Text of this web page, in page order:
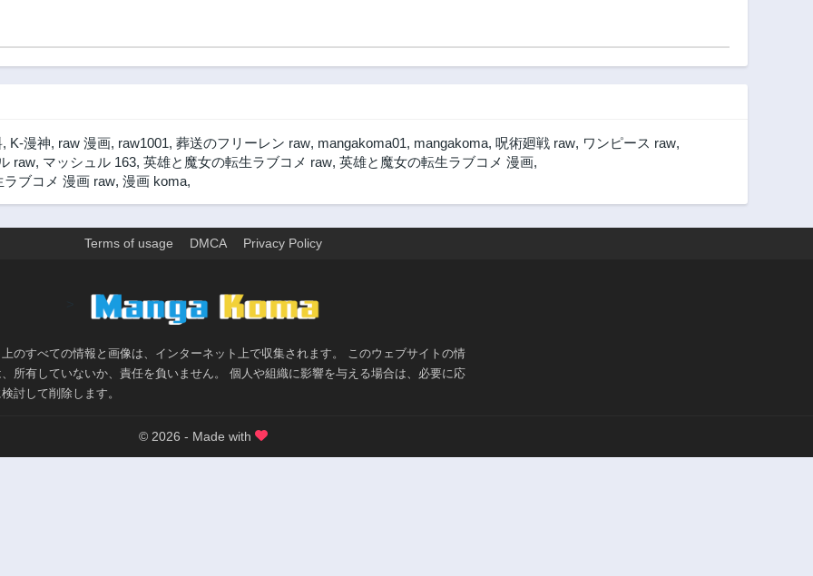
, K-漫神, raw 漫画, raw1001, 葬送のフリーレン raw, mangakoma01, mangakoma, 呪術廻戦 raw, ワンピース raw,
raw, マッシュル 163, 英雄と魔女の転生ラブコメ raw, 英雄と魔女の転生ラブコメ 漫画,
ブコメ 漫画 raw, 漫画 koma,
Terms of usage DMCA Privacy Policy
のすべての情報と画像は、インターネット上で収集されます。 このウェブサイトの情
所有していないか、責任を負いません。 個人や組織に影響を与える場合は、必要に応
討して削除します。
© 2026 - Made with